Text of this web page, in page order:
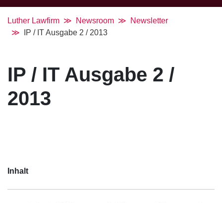
Luther Lawfirm Newsroom
Newsletter
IP / IT Ausgabe 2 / 2013
IP / IT Ausgabe 2 /
2013
Inhalt